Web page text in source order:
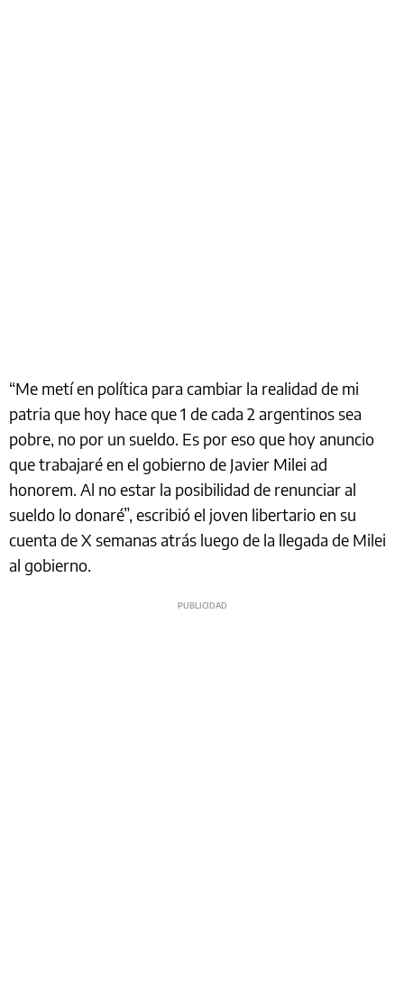
“Me metí en política para cambiar la realidad de mi
patria que hoy hace que 1 de cada 2 argentinos sea
pobre, no por un sueldo. Es por eso que hoy anuncio
que trabajaré en el gobierno de Javier Milei ad
honorem. Al no estar la posibilidad de renunciar al
sueldo lo donaré”, escribió el joven libertario en su
cuenta de X semanas atrás luego de la llegada de Milei
al gobierno.